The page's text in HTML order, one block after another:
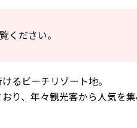
ください。
るビーチリゾート地。
り、年々観光客から人気を